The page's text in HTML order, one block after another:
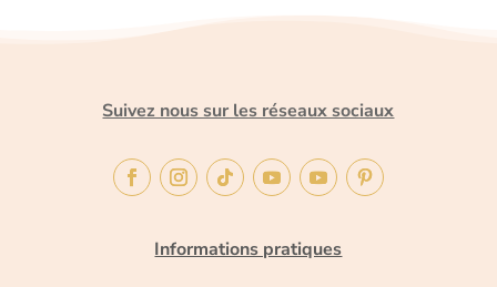
Suivez nous sur les réseaux sociaux
Informations pratiques